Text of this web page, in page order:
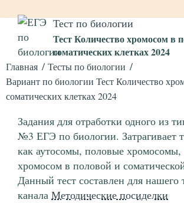
Тест по биологии
Тест Количество хромосом в
соматических клетках 2024
Главная
Тесты по биологии
Вариант по биологии Тест Количество
соматических клетках 2024
Задания для отработки одного из
№3 ЕГЭ по биологии. Затрагивает
как аутосомы, половые хромосомы,
хромосом в половой и
Данный тест составлен для нашего
канала Методические посиделки